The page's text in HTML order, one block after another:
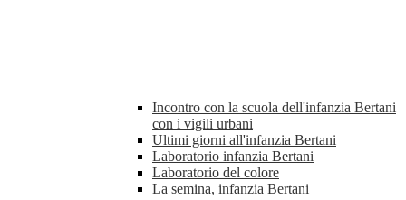
Incontro con la scuola dell'infanzia Bertani
con i vigili urbani
Ultimi giorni all'infanzia Bertani
Laboratorio infanzia Bertani
Laboratorio del colore
La semina, infanzia Bertani